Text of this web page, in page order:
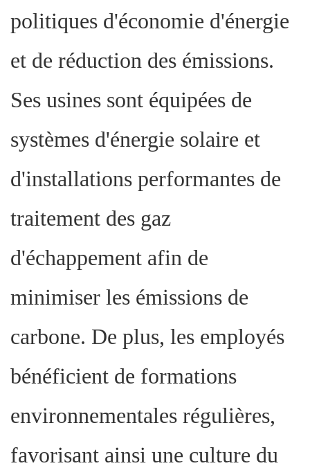
politiques d'économie d'énergie
et de réduction des émissions.
Ses usines sont équipées de
systèmes d'énergie solaire et
d'installations performantes de
traitement des gaz
d'échappement afin de
minimiser les émissions de
carbone. De plus, les employés
bénéficient de formations
environnementales régulières,
favorisant ainsi une culture du